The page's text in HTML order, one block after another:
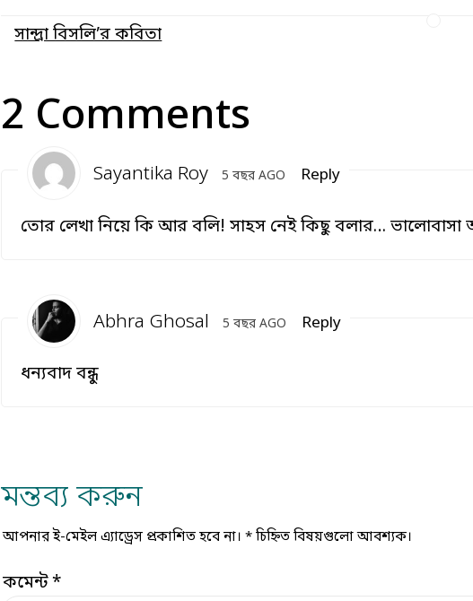
সান্দ্রা বিসলি’র কবিতা
2 Comments
Sayantika Roy 5 বছর AGO Reply
তোর লেখা নিয়ে কি আর বলি! সাহস নেই কিছু বলার…
Abhra Ghosal 5 বছর AGO Reply
ধন‌্যবাদ বন্ধু
মন্তব্য করুন
আপনার ই-মেইল এ্যাড্রেস প্রকাশিত হবে না। *চিহ্নিত বিষয়গুলো আবশ্যক।
কমেন্ট*